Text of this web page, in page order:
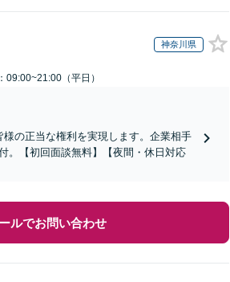
神奈川県
09:00~21:00（平日）
の正当な権利を実現します。企業相手
。【初回面談無料】【夜間・休日対応
ルでお問い合わせ